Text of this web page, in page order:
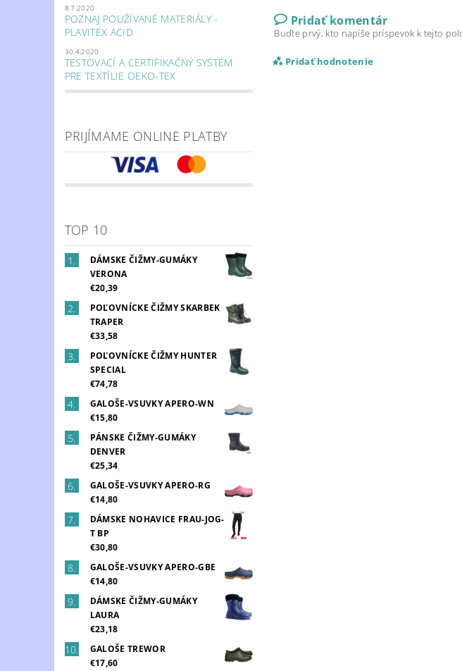
8.7.2020
POZNAJ POUŽÍVANÉ MATERIÁLY -
PLAVITEX ACID
30.4.2020
TESTOVACÍ A CERTIFIKAČNÝ SYSTÉM
PRE TEXTÍLIE OEKO-TEX
PRIJÍMAME ONLINE PLATBY
TOP 10
DÁMSKE ČIŽMY-GUMÁKY
VERONA
€20,39
POĽOVNÍCKE ČIŽMY SKARBEK
TRAPER
€33,58
POĽOVNÍCKE ČIŽMY HUNTER
SPECIAL
€74,78
GALOŠE-VSUVKY APERO-WN
€15,80
PÁNSKE ČIŽMY-GUMÁKY
DENVER
€25,34
GALOŠE-VSUVKY APERO-RG
€14,80
DÁMSKE NOHAVICE FRAU-JOG-
T BP
€30,80
GALOŠE-VSUVKY APERO-GBE
€14,80
DÁMSKE ČIŽMY-GUMÁKY
LAURA
€23,18
GALOŠE TREWOR
€17,60
Pridať komentár
Buďte prvý, kto napíše príspevok k tejto
Pridať hodnotenie